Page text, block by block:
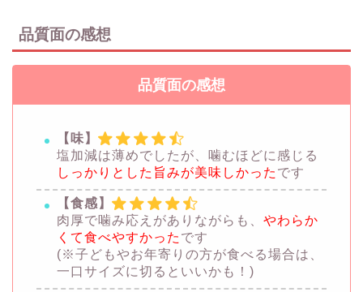
品質面の感想
品質面の感想
【味】
塩加減は薄めでしたが、噛むほどに感じる
しっかりとした旨みが美味しかった です
【食感】
肉厚で噛み応えがありながらも、 やわらか
くて食べやすかった です
(※子どもやお年寄りの方が食べる場合は、
一口サイズに切るといいかも！)